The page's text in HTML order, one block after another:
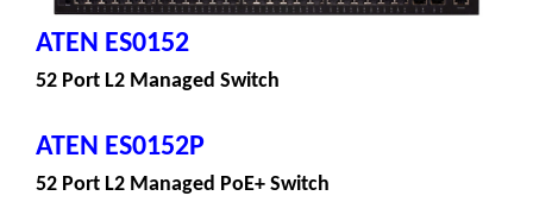
ATEN ES0152
52 Port L2 Managed Switch
ATEN ES0152P
52 Port L2 Managed PoE+ Switch